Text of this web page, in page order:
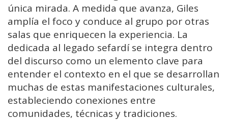
única mirada. A medida que avanza, Giles
amplía el foco y conduce al grupo por otras
salas que enriquecen la experiencia. La
dedicada al legado sefardí se integra dentro
del discurso como un elemento clave para
entender el contexto en el que se desarrollan
muchas de estas manifestaciones culturales,
estableciendo conexiones entre
comunidades, técnicas y tradiciones.